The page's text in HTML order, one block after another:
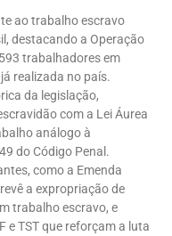
ao trabalho escravo
destacando a Operação
trabalhadores em
realizada no país.
da legislação,
com a Lei Áurea
análogo à
do Código Penal.
como a Emenda
a expropriação de
trabalho escravo, e
e TST que reforçam a luta